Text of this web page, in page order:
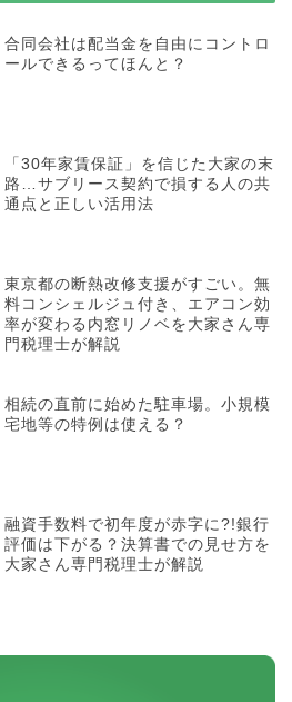
合同会社は配当金を自由にコントロ
ールできるってほんと？
「30年家賃保証」を信じた大家の末
路…サブリース契約で損する人の共
通点と正しい活用法
東京都の断熱改修支援がすごい。無
料コンシェルジュ付き、エアコン効
率が変わる内窓リノベを大家さん専
門税理士が解説
相続の直前に始めた駐車場。小規模
宅地等の特例は使える？
融資手数料で初年度が赤字に?!銀行
評価は下がる？決算書での見せ方を
大家さん専門税理士が解説